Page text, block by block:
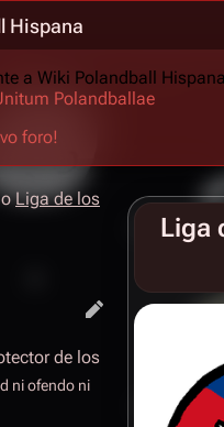
Hispana
a Wiki Polandball Hispana
Polandballae
foro!
Liga
Liga de los
de los
ni ofendo ni